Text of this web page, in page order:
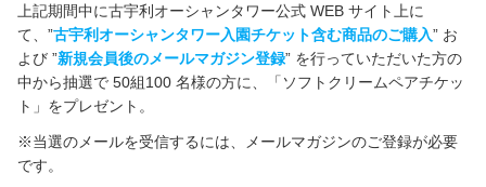
上記期間中に古宇利オーシャンタワー公式 WEB サイト上に
て、”古宇利オーシャンタワー入園チケット含む商品のご購入” お
よび ”新規会員後のメールマガジン登録” を行っていただいた方の
中から抽選で 50組100 名様の方に、「ソフトクリームペアチケッ
ト」をプレゼント。
※当選のメールを受信するには、メールマガジンのご登録が必要
です。